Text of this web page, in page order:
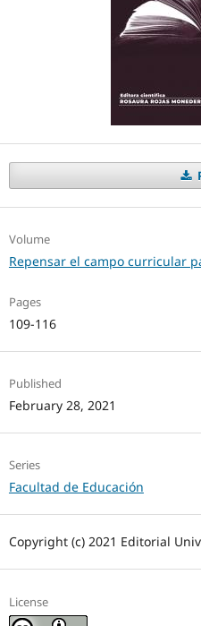
Volume
Repensar el campo curricular
Pages
109-116
Published
February 28, 2021
Series
Facultad de Educación
Copyright (c) 2021 Editorial
License